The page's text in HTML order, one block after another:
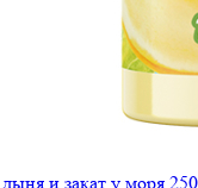
и закат у моря 250